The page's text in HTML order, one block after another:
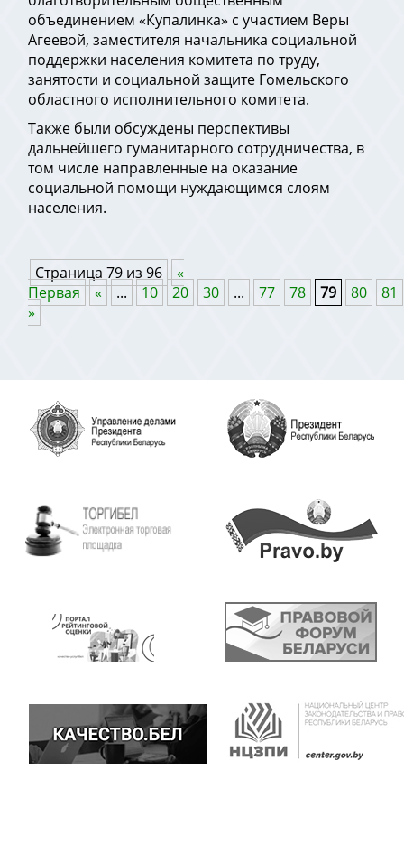
объединением «Купалинка» с участием Веры
Агеевой, заместителя начальника социальной
поддержки населения комитета по труду,
занятости и социальной защите Гомельского
областного исполнительного комитета.
Также были обсуждены перспективы
дальнейшего гуманитарного сотрудничества, в
том числе направленные на оказание
социальной помощи нуждающимся слоям
населения.
Страница 79 из 96
«
Первая
« ... 10 20 30 ... 77 78 79 80
81
»